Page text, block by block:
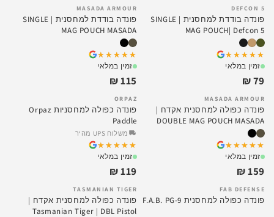
DEFCON 5
פונדה בודדת למחסנית | SINGLE
MAG POUCH| Defcon 5
★★★★★
★★★★★
זמין במלאי
79 ₪
MASADA ARMOUR
פונדה בודדת למחסנית | SINGLE
MAG POUCH MASADA
★★★★★
★★★★★
זמין במלאי
115 ₪
MASADA ARMOUR
פונדה כפולה למחסנית אקדח |
DOUBLE MAG POUCH MASADA
★★★★★
★★★★★
זמין במלאי
159 ₪
ORPAZ
פונדה כפולה למחסניות Orpaz
Paddle
משלוח UPS מהיר
★★★★★
★★★★★
זמין במלאי
119 ₪
FAB DEFENSE
פונדה כפולה למחסנית F.A.B. PG-9
SALE
TASMANIAN TIGER
פונדה כפולה למחסנית אקדח |
Tasmanian Tiger | DBL Pistol